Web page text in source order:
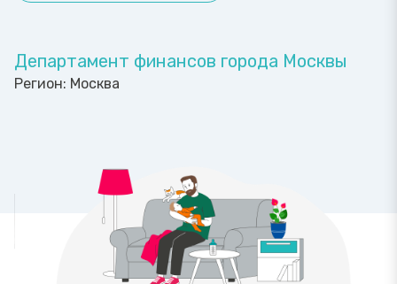
Департамент финансов города Москвы
Регион: Москва